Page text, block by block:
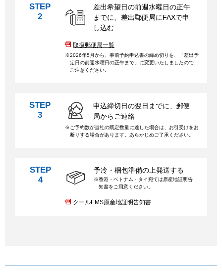
STEP
2
差出希望日の前週水曜日の正午
までに、差出郵便局にFAXで申
し込む
取扱郵便局一覧
2026年5月から、事前予約申込書の締め切りを、「差出予
定日の前週水曜日の正午まで」に変更いたしましたので、
ご注意ください。
STEP
3
申込締切日の翌日までに、郵便
局からご連絡
ご予約数が当社の既定数量に達した場合は、お引受けをお
断りする場合があります。あらかじめご了承ください。
STEP
4
予冷・梱包準備の上発送する
香港・ベトナム・タイ宛ては原産地証明告
知書をご用意ください。
クールEMS原産地証明告知書